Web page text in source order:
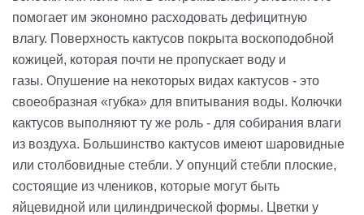
помогает им экономно расходовать дефицитную
влагу. Поверхность кактусов покрыта воскоподобной
кожицей, которая почти не пропускает воду и
газы. Опушение на некоторых видах кактусов - это
своеобразная «губка» для впитывания воды. Колючки
кактусов выполняют ту же роль - для собирания влаги
из воздуха. Большинство кактусов имеют шаровидные
или столбовидные стебли. У опунций стебли плоские,
состоящие из члеников, которые могут быть
яйцевидной или цилиндрической формы. Цветки у